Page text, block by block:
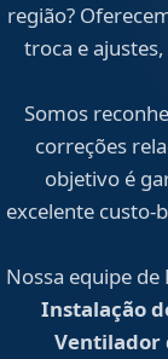
região?
troca e
Somos
correções
objetivo é
excelente custo-
Nossa equipe
Instalação
Ventilador